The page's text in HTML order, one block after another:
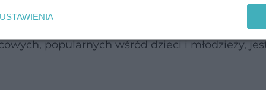
napojów alkoholowych w
popularnych wśród dzieci i młodzieży,
USTAWIENIA